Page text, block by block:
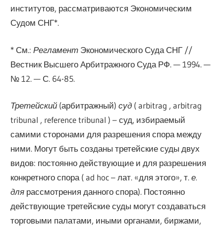
институтов, рассматриваются Экономическим
Судом СНГ*.
* См.:Регламент Экономического Суда СНГ //
Вестник Высшего Арбитражного Суда РФ. — 1994. —
№ 12. — С. 64-85.
Третейский (арбитражный)суд ( arbitrag , arbitrag
tribunal , reference tribunal ) – суд, избираемый
самими сторонами для разрешения спора между
ними. Могут быть созданы третейские суды двух
видов: постоянно действующие и для разрешения
конкретного спора ( ad hoc – лат. «для этого», т.е.
для рассмотрения данного спора). Постоянно
действующие третейские суды могут создаваться
торговыми палатами, иными органами, биржами,